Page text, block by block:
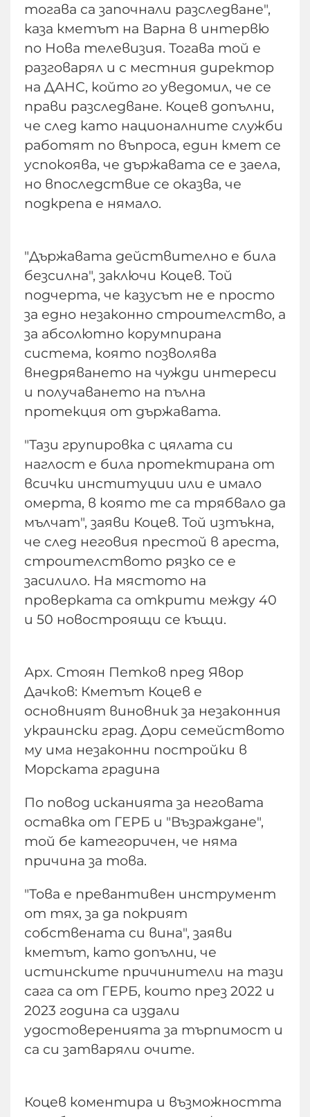
тогава са започнали разследване",
каза кметът на Варна в интервю
по Нова телевизия. Тогава той е
разговарял и с местния директор
на ДАНС, който го уведомил, че се
прави разследване. Коцев допълни,
че след като националните служби
работят по въпроса, един кмет се
успокоява, че държавата се е заела,
но впоследствие се оказва, че
подкрепа е нямало.
"Държавата действително е била
безсилна", заключи Коцев. Той
подчерта, че казусът не е просто
за едно незаконно строителство, а
за абсолютно корумпирана
система, която позволява
внедряването на чужди интереси
и получаването на пълна
протекция от държавата.
"Тази групировка с цялата си
наглост е била протектирана от
всички институции или е имало
омерта, в която те са трябвало да
мълчат", заяви Коцев. Той изтъкна,
че след неговия престой в ареста,
строителството рязко се е
засилило. На мястото на
проверката са открити между 40
и 50 новостроящи се къщи.
Арх. Стоян Петков пред Явор
Дачков: Кметът Коцев е
основният виновник за незаконния
украински град. Дори семейството
му има незаконни постройки в
Морската градина
По повод исканията за неговата
оставка от ГЕРБ и "Възраждане",
той бе категоричен, че няма
причина за това.
"Това е превантивен инструмент
от тях, за да покрият
собствената си вина", заяви
кметът, като допълни, че
истинските причинители на тази
сага са от ГЕРБ, които през 2022 и
2023 година са издали
удостоверенията за търпимост и
са си затваряли очите.
Коцев коментира и възможността